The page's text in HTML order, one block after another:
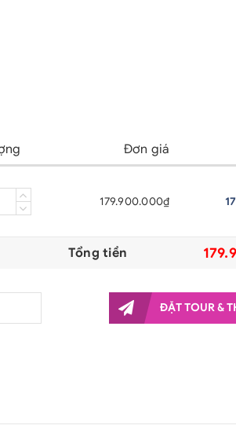
Đơn giá
179.900.000₫
Tổng tiền
ĐẶT TOUR &